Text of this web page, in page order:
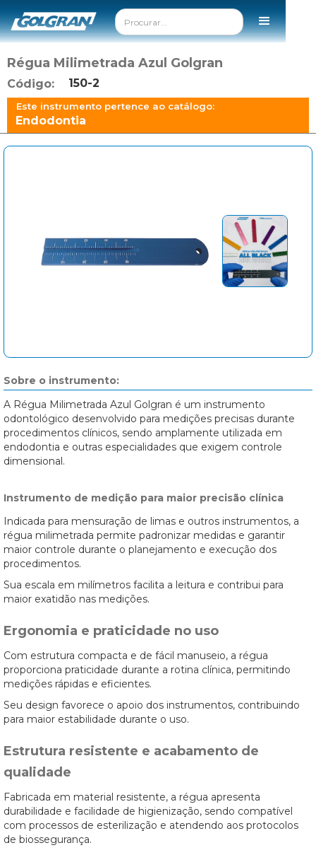
Régua Milimetrada Azul Golgran
Código: 150-2
Este instrumento pertence ao catálogo:
Endodontia
Sobre o instrumento:
A Régua Milimetrada Azul Golgran é um instrumento
odontológico desenvolvido para medições precisas durante
procedimentos clínicos, sendo amplamente utilizada em
endodontia e outras especialidades que exigem controle
dimensional.
Instrumento de medição para maior precisão clínica
Indicada para mensuração de limas e outros instrumentos, a
régua milimetrada permite padronizar medidas e garantir
maior controle durante o planejamento e execução dos
procedimentos.
Sua escala em milímetros facilita a leitura e contribui para
maior exatidão nas medições.
Ergonomia e praticidade no uso
Com estrutura compacta e de fácil manuseio, a régua
proporciona praticidade durante a rotina clínica, permitindo
medições rápidas e eficientes.
Seu design favorece o apoio dos instrumentos, contribuindo
para maior estabilidade durante o uso.
Estrutura resistente e acabamento de
qualidade
Fabricada em material resistente, a régua apresenta
durabilidade e facilidade de higienização, sendo compatível
com processos de esterilização e atendendo aos protocolos
de biossegurança.